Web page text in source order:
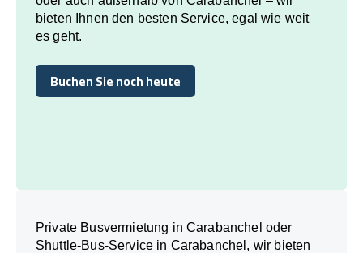
bieten Ihnen den besten Service, egal wie weit
es geht.
Buchen Sie noch heute
Buchen Sie noch heute
Private Busvermietung in Carabanchel oder
Shuttle-Bus-Service in Carabanchel, wir bieten